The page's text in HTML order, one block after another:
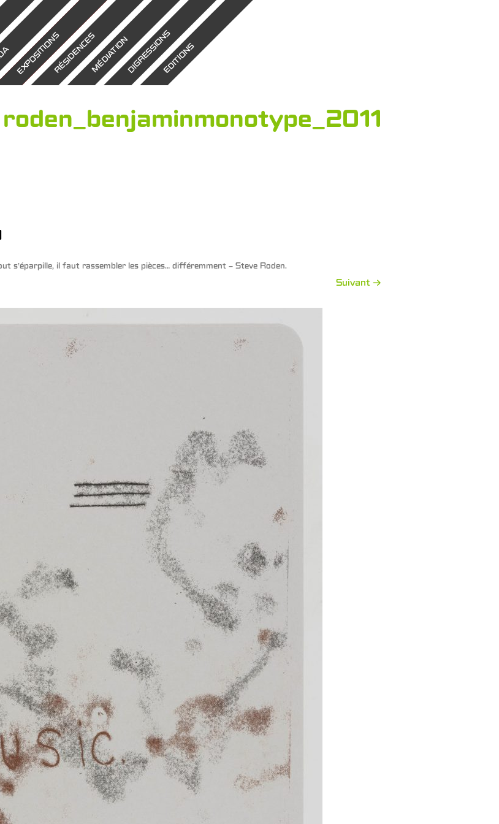
EXPOSITIONSRÉSIDENCESMÉDIATIONDIGRESSIONSEDITIONS
roden_benjaminmonotype_2011
s’éparpille, il faut rassembler les pièces… différemment – Steve Roden.
Suivant →